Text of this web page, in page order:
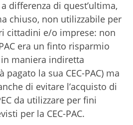
differenza di quest’ultima,
chiuso, non utilizzabile per
cittadini e/o imprese: non
era un finto risparmio
maniera indiretta
la sua CEC-PAC) ma
di evitare l’acquisto di
da utilizzare per fini
per la CEC-PAC.